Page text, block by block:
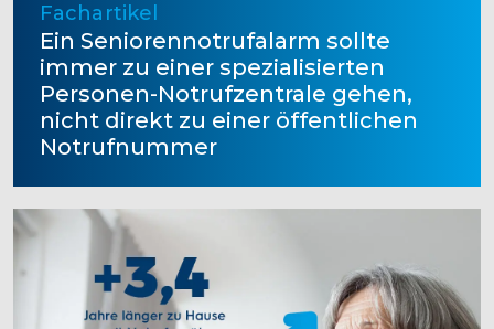
Fachartikel
Ein Seniorennotrufalarm sollte
immer zu einer spezialisierten
Personen-Notrufzentrale gehen,
nicht direkt zu einer öffentlichen
Notrufnummer